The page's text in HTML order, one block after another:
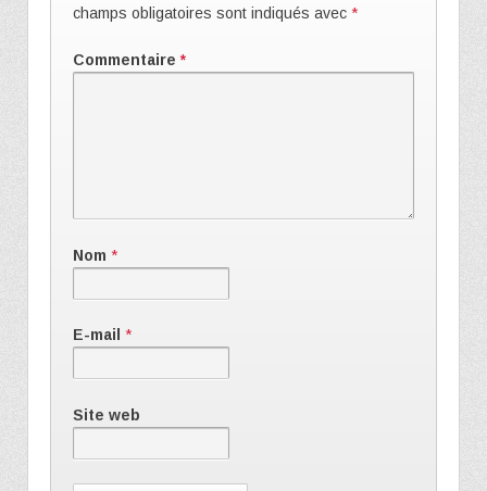
champs obligatoires sont indiqués avec *
Commentaire *
Nom *
E-mail *
Site web